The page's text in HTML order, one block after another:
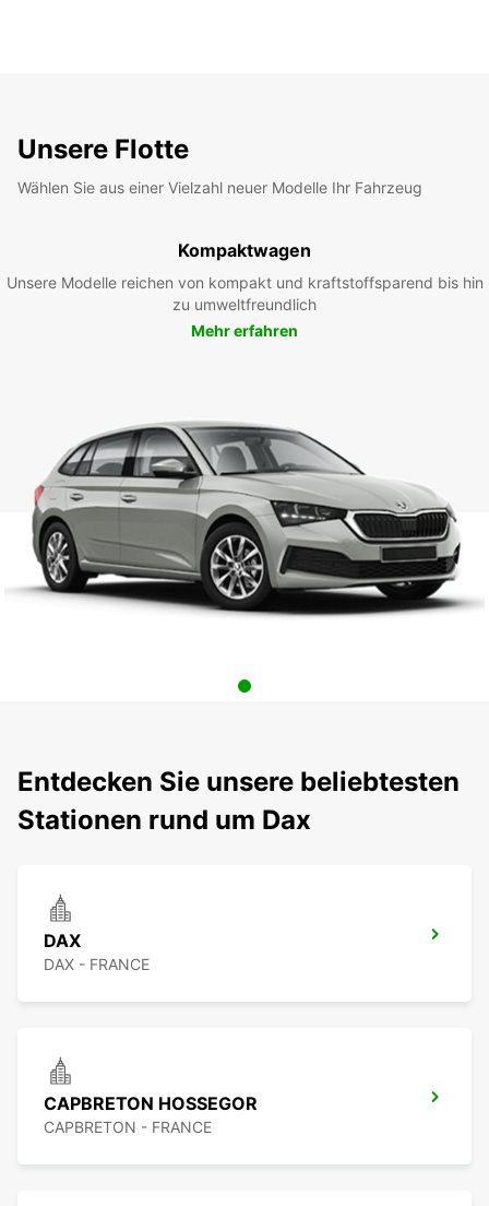
Unsere Flotte
Wählen Sie aus einer Vielzahl neuer Modelle Ihr Fahrzeug
Kompaktwagen
Unsere Modelle reichen von kompakt und kraftstoffsparend bis hin
zu umweltfreundlich
Mehr erfahren
Entdecken Sie unsere beliebtesten
Stationen rund um Dax
DAX
DAX - FRANCE
CAPBRETON HOSSEGOR
CAPBRETON - FRANCE